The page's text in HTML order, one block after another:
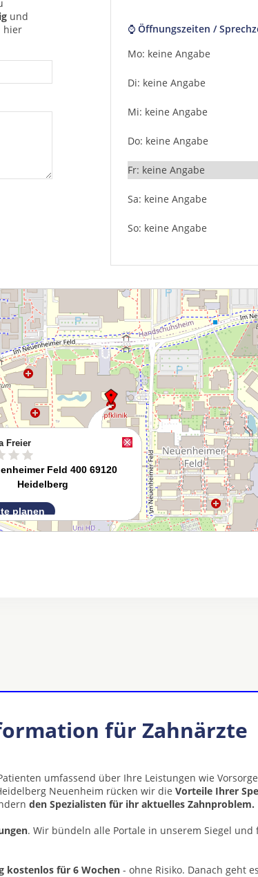
und
hier
⌚ Öffnungszeiten /
Mo: keine Angabe
Di: keine Angabe
Mi: keine Angabe
Do: keine Angabe
Fr: keine Angabe
Sa: keine Angabe
So: keine Angabe
für Zahnärzte
umfassend über Ihre Leistungen wie
Neuenheim rücken wir die Vorteile Ihrer
den Spezialisten für ihr aktuelles Zahnproblem.
. Wir bündeln alle Portale in unserem Siegel
kostenlos für 6 Wochen - ohne Risiko. Danach geht